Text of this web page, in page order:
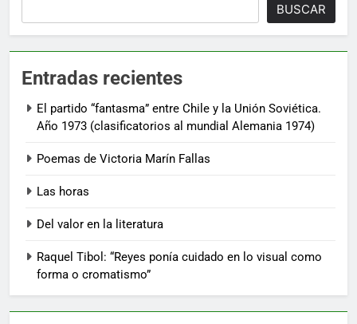
BUSCAR
Entradas recientes
El partido “fantasma” entre Chile y la Unión Soviética.
Año 1973 (clasificatorios al mundial Alemania 1974)
Poemas de Victoria Marín Fallas
Las horas
Del valor en la literatura
Raquel Tibol: “Reyes ponía cuidado en lo visual como
forma o cromatismo”